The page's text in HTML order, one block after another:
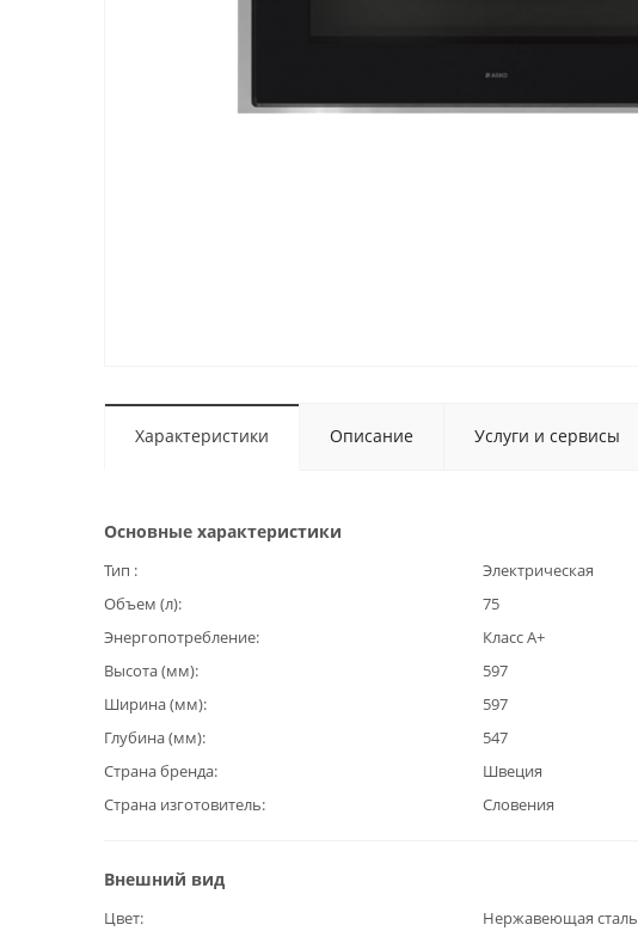
Характеристики Описание Услуги и сервисы
Основные характеристики
Тип
Электрическая
Объем (л)
75
Энергопотребление
Класс А+
Высота (мм)
597
Ширина (мм)
597
Глубина (мм)
547
Страна бренда
Швеция
Страна изготовитель
Словения
Внешний вид
Цвет
Нержавеющая сталь